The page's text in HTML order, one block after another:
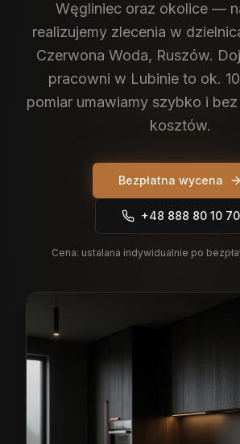
Węgliniec oraz okolice —
realizujemy zlecenia w
Czerwona Woda, Ruszów.
pracowni w Lubinie to ok.
pomiar umawiamy szybko i
kosztów.
Bezpłatna wycena
+48 888 80 10 70
Cena: ustalana indywidualnie po